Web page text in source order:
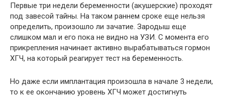
Первые три недели беременности (акушерские) проходят
под завесой тайны. На таком раннем сроке еще нельзя
определить, произошло ли зачатие. Зародыш еще
слишком мал и его пока не видно на УЗИ. С момента его
прикрепления начинает активно вырабатываться гормон
ХГЧ, на который реагирует тест на беременность.
Но даже если имплантация произошла в начале 3 недели,
то к ее окончанию уровень ХГЧ может достигнуть